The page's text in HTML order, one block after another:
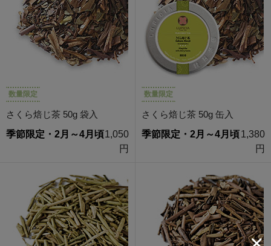
数量限定
さくら焙じ茶 50g 袋入
季節限定・2月～4月頃1,050
円
数量限定
さくら焙じ茶 50g 缶入
季節限定・2月～4月頃1,380
円